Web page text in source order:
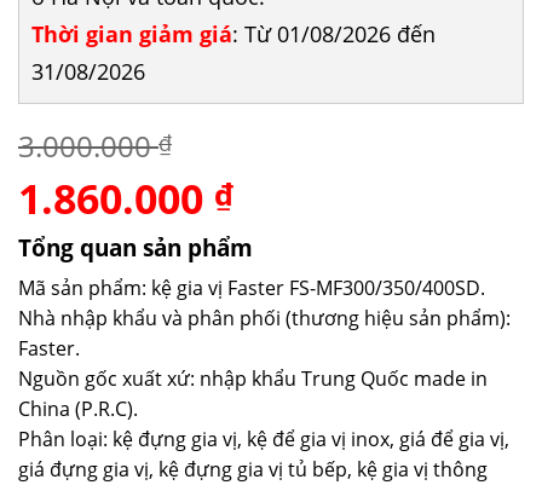
Thời gian giảm giá: Từ 01/08/2026 đến
31/08/2026
3.000.000₫
Giá
gốc
là:
3.000.000 ₫.
1.860.000 ₫Giá
tại
là:
1.860.000 ₫.
Tổng quan sản phẩm
Mã sản phẩm: kệ gia vị Faster FS-MF300/350/400SD.
Nhà nhập khẩu và phân phối (thương hiệu sản phẩm):
Faster.
Nguồn gốc xuất xứ: nhập khẩu Trung Quốc made in
China (P.R.C).
Phân loại: kệ đựng gia vị, kệ để gia vị inox, giá để gia vị,
giá đựng gia vị, kệ đựng gia vị tủ bếp, kệ gia vị thông